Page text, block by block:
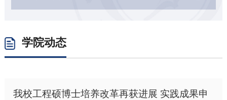
学院动态
我校工程硕博士培养改革再获进展 实践成果申